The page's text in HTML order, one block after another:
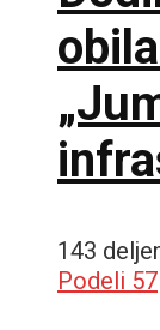
143
Podeli 57